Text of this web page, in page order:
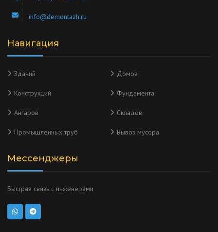
info@demontazh.ru
Навигация
Зданий Домов
Конструкций Фундамента
Ангаров Складов
Промышленных труб Вывоз мусора
Мессенджеры
Быстрая связь с инженерами